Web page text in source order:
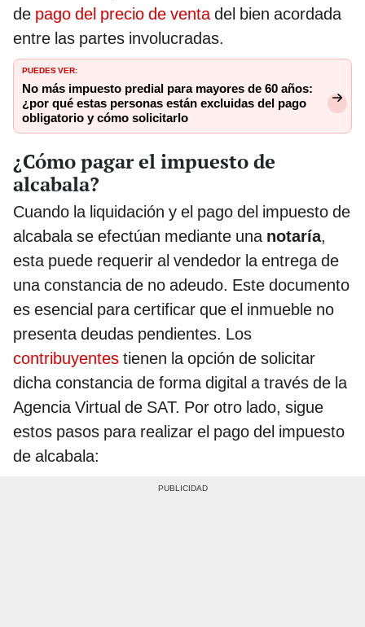
de pago del precio de ventadel bien acordada
entre las partes involucradas.
PUEDES VER:
No más impuesto predial para mayores de 60 años:
¿por qué estas personas están excluidas del pago
obligatorio y cómo solicitarlo
¿Cómo pagar el impuesto de
alcabala?
Cuando la liquidación y el pago del impuesto de
alcabala se efectúan mediante una notaría,
esta puede requerir al vendedor la entrega de
una constancia de no adeudo. Este documento
es esencial para certificar que el inmueble no
presenta deudas pendientes. Los
contribuyentes tienen la opción de solicitar
dicha constancia de forma digital a través de la
Agencia Virtual de SAT. Por otro lado, sigue
estos pasos para realizar el pago del impuesto
de alcabala: